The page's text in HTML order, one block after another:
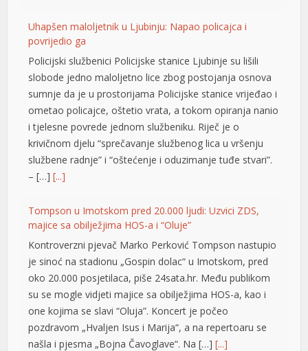
Uhapšen maloljetnik u Ljubinju: Napao policajca i
povrijedio ga
Policijski službenici Policijske stanice Ljubinje su lišili
slobode jedno maloljetno lice zbog postojanja osnova
sumnje da je u prostorijama Policijske stanice vrijeđao i
ometao policajce, oštetio vrata, a tokom opiranja nanio
i tjelesne povrede jednom službeniku. Riječ je o
krivičnom djelu “sprečavanje službenog lica u vršenju
službene radnje” i “oštećenje i oduzimanje tuđe stvari”.
– […][...]
Tompson u Imotskom pred 20.000 ljudi: Uzvici ZDS,
majice sa obilježjima HOS-a i “Oluje”
Kontroverzni pjevač Marko Perković Tompson nastupio
je sinoć na stadionu „Gospin dolac“ u Imotskom, pred
oko 20.000 posjetilaca, piše 24sata.hr. Među publikom
su se mogle vidjeti majice sa obilježjima HOS-a, kao i
one kojima se slavi “Oluja”. Koncert je počeo
pozdravom „Hvaljen Isus i Marija“, a na repertoaru se
našla i pjesma „Bojna Čavoglave“. Na […][...]